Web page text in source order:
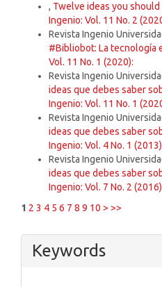
, Twelve ideas you
Ingenio: Vol. 11 No. 2
Revista Ingenio
#Bibliobot: La tecnología
Vol. 11 No. 1 (2020):
Revista Ingenio
ideas que debes saber
Ingenio: Vol. 11 No. 1
Revista Ingenio
ideas que debes saber
Ingenio: Vol. 4 No. 1
Revista Ingenio
ideas que debes saber
Ingenio: Vol. 7 No. 2
1 2 3 4 5 6 7 8 9 10 > >>
Keywords